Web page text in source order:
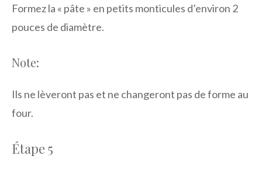
Formez la « pâte » en petits monticules d’environ 2
pouces de diamètre.
Note:
Ils ne lèveront pas et ne changeront pas de forme au
four.
Étape 5